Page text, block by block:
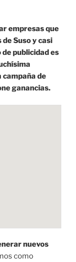
empresas que
Suso y casi
publicidad es
campaña de
ganancias.
nuevos
como